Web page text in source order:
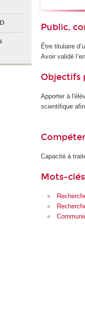
Public,
Être titulaire
Avoir validé
Objectifs
Apporter à
scientifique
Capacité à
Mots-clés